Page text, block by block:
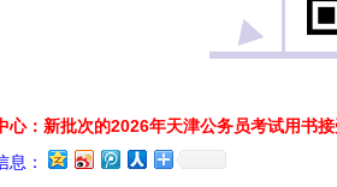
心：新批次的2026年天津公务员考试用书
息：